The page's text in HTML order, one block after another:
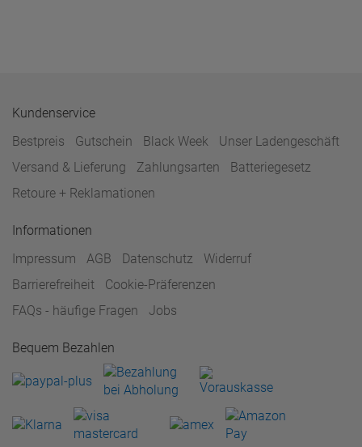
Kundenservice
Bestpreis
Gutschein Black Week
Unser Ladengeschäft
Versand & Lieferung
Zahlungsarten
Batteriegesetz
Retoure + Reklamationen
Informationen
Impressum
AGB Datenschutz
Widerruf
Barrierefreiheit
Cookie-Präferenzen
FAQs - häufige Fragen
Jobs
Bequem Bezahlen